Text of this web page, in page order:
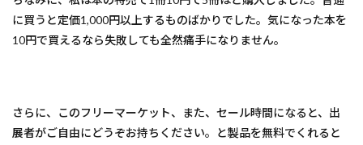
に買うと定価1,000円以上するものばかりでした。気になった本を
10円で買えるなら失敗しても全然痛手になりません。
さらに、このフリーマーケット、また、セール時間になると、出
展者がご自由にどうぞお持ちください。と製品を無料でくれると